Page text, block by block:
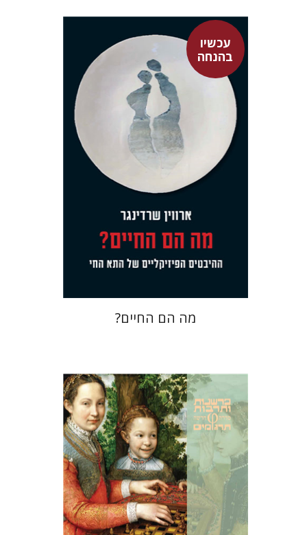
עכשיו
בהנחהארווין שרדינגר
אבשלום אליצור
רונה אבירם
עכשיו בהנחה
$23
מה הם החיים?
יוהאן האוזינחה
יניב חג'בי